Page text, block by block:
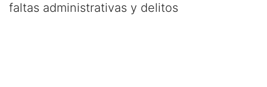
faltas administrativas y delitos